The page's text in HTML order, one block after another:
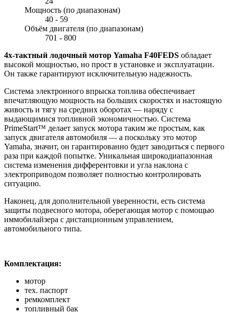
Мощность (по диапазонам)
40 - 59
Объём двигателя (по диапазонам)
701 - 800
4х-тактный лодочный мотор Yamaha F40FEDS обладает
высокой мощностью, но прост в установке и эксплуатации.
Он также гарантируют исключительную надежность.
Система электронного впрыска топлива обеспечивает
впечатляющую мощность на больших скоростях и настоящую
живость и тягу на средних оборотах — наряду с
выдающимися топливной экономичностью. Система
PrimeStart™ делает запуск мотора таким же простым, как
запуск двигателя автомобиля — а поскольку это мотор
Yamaha, значит, он гарантированно будет заводиться с первого
раза при каждой попытке. Уникальная широкодиапазонная
система изменения дифферентовки и угла наклона с
электроприводом позволяет полностью контролировать
ситуацию.
Наконец, для дополнительной уверенности, есть система
защиты подвесного мотора, оберегающая мотор с помощью
иммобилайзера с дистанционным управлением,
автомобильного типа.
Комплектация:
мотор
тех. паспорт
ремкомплект
топливный бак